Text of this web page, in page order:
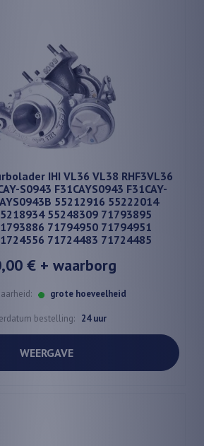
IHI VL36 VL38 RHF3VL36
S0943 F31CAYS0943 F31CAY-
55212916 55222014
55248309 71793895
71794950 71794951
71724483 71724485
€+ waarborg
grote hoeveelheid
bestelling: 24 uur
WEERGAVE